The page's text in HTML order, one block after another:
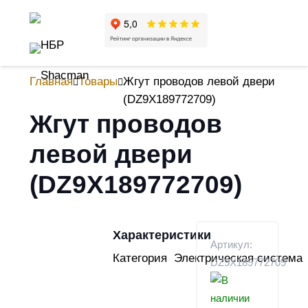
Главная Товары Жгут проводов левой двери
(DZ9X189772709)
Жгут проводов
левой двери
(DZ9X189772709)
Характеристики
Категория Электрическая система
Артикул:
DZ9X189772709